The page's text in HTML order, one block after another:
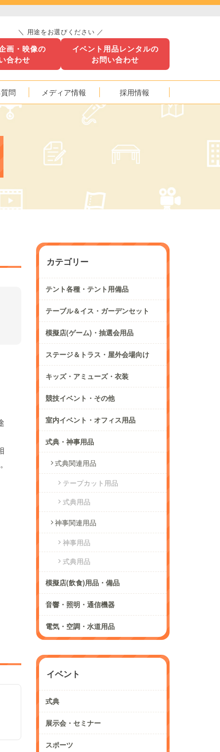
＼ 用途をお選びください ／
画・映像の
合わせ
イベント用品レンタルの
お問い合わせ
問 メディア情報 採用情報
カテゴリー
テント各種・テント用備品
テーブル＆イス・ガーデンセット
模擬店(ゲーム)・抽選会用品
ステージ＆トラス・屋外会場向け
キッズ・アミューズ・衣装
競技イベント・その他
室内イベント・オフィス用品
式典・神事用品
式典関連用品
テープカット用品
式典用品
神事関連用品
神事用品
式典用品
模擬店(飲食)用品・備品
音響・照明・通信機器
電気・空調・水道用品
イベント
式典
展示会・セミナー
スポーツ